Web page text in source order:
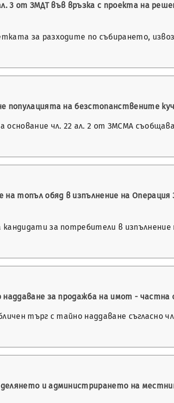
3 от ЗМДТ във връзка с проекта на
за разходите по събирането,
популацията на безстопанствените
чл. 22 ал. 2 от ЗМСМА
топъл обяд в изпълнение на
за потребители в изпълнение
за продажба на имот -
търг с тайно наддаване съгласно
и администрирането на